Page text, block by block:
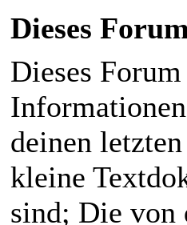
Dieses
Dieses
deinen
kleine
sind; Die von